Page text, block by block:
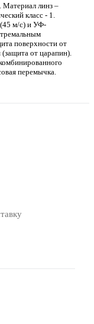
линз –
класс - 1.
(45 м/с) и УФ-
поверхности от
от царапин).
перемычка.